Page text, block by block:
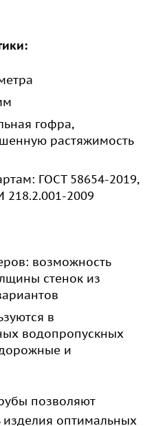
гофра,
растяжимость
ГОСТ 58654-2019,
2009
возможность
стенок из
в
водопропускных
и
позволяют
изделия оптимальных